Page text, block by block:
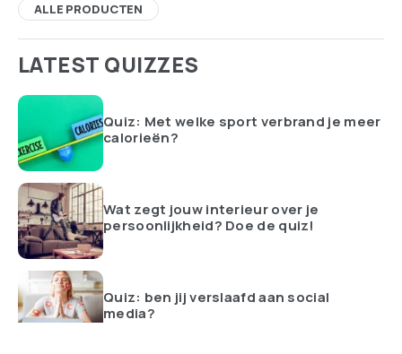
ALLE PRODUCTEN
LATEST QUIZZES
Quiz: Met welke sport verbrand je meer
calorieën?
Wat zegt jouw interieur over je
persoonlijkheid? Doe de quiz!
Quiz: ben jij verslaafd aan social
media?